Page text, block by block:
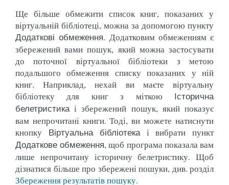
Ще більше обмежити список книг, показаних у
віртуальній бібліотеці, можна за допомогою пункту
Додаткові обмеження. Додатковим обмеженням є
збережений вами пошук, який можна застосувати
до поточної віртуальної бібліотеки з метою
подальшого обмеження списку показаних у ній
книг. Наприклад, нехай ви маєте віртуальну
бібліотеку для книг з міткою
Історична
белетристикаі збережений пошук, який показує
вам непрочитані книги. Тоді, ви можете натиснути
кнопку
Віртуальна бібліотекаі вибрати пункт
Додаткове обмеження, щоб програма показала вам
лише непрочитану історичну белетристику. Щоб
дізнатися більше про збережені пошуки, див. розділ
Збереження результатів пошуку.